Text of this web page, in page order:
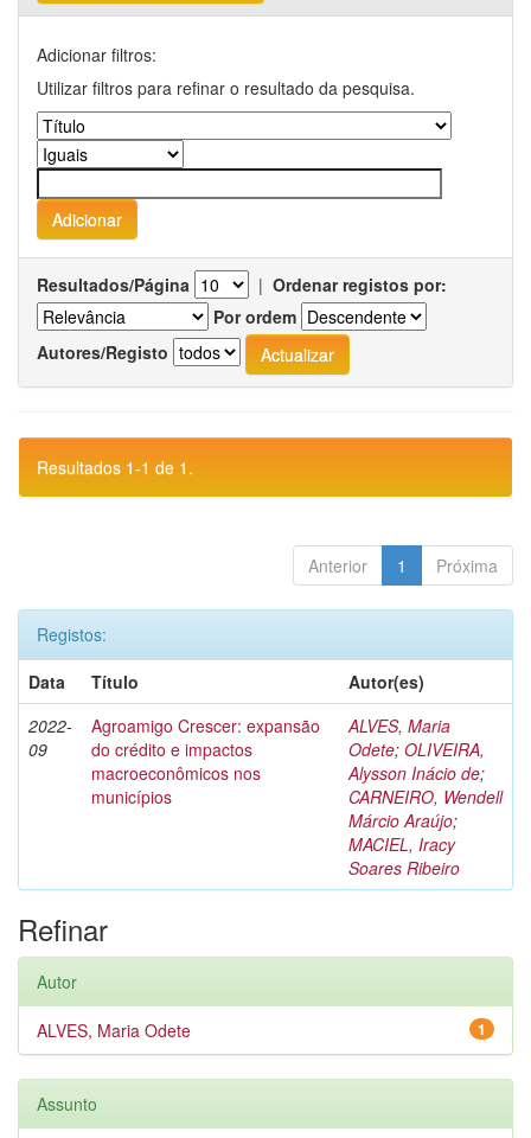
Adicionar filtros:
Utilizar filtros para refinar o resultado da pesquisa.
Resultados/Página | Ordenar registos por:
Por ordem
Autores/Registo
Resultados 1-1 de 1.
Anterior 1 Próxima
Registos:
Data
Título
Autor(es)
2022-
09
Agroamigo Crescer: expansão
do crédito e impactos
macroeconômicos nos
municípios
ALVES, Maria
Odete; OLIVEIRA,
Alysson Inácio de;
CARNEIRO, Wendell
Márcio Araújo;
MACIEL, Iracy
Soares Ribeiro
Refinar
Autor
1
ALVES, Maria Odete
Assunto